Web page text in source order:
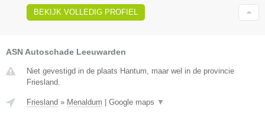
BEKIJK VOLLEDIG PROFIEL
ASN Autoschade Leeuwarden
Niet gevestigd in de plaats Hantum, maar wel in de provincie
Friesland.
Friesland » Menaldum Google maps ▼